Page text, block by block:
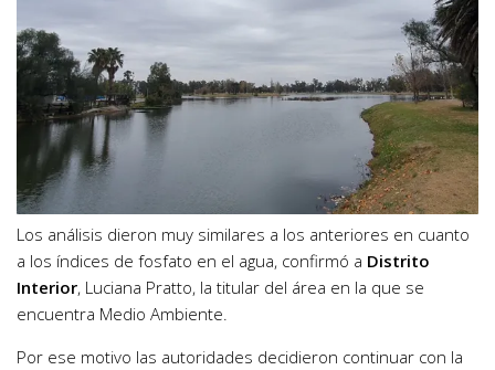
Los análisis dieron muy similares a los anteriores en cuanto
a los índices de fosfato en el agua, confirmó a Distrito
Interior, Luciana Pratto, la titular del área en la que se
encuentra Medio Ambiente.
Por ese motivo las autoridades decidieron continuar con la